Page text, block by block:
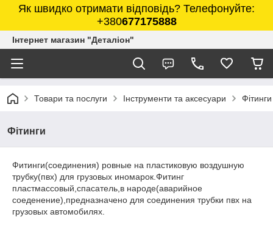
Як швидко отримати відповідь? Телефонуйте:
+380677175888
Інтернет магазин "Деталіон"
Товари та послуги Інструменти та аксесуари Фітинги
Фітинги
Фитинги(соединения) ровные на пластиковую воздушную
трубку(пвх) для грузовых иномарок.Фитинг
пластмассовый,спасатель,в народе(аварийное
соеденение),предназначено для соединения трубки пвх на
грузовых автомобилях.